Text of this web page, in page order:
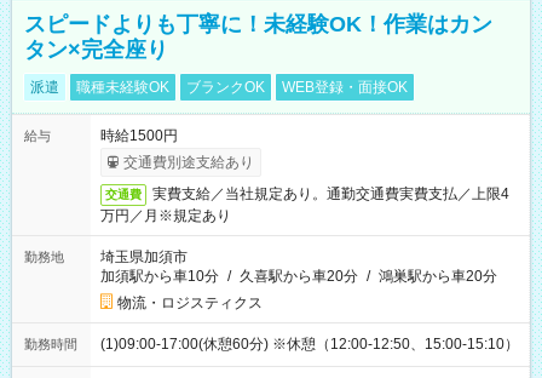
スピードよりも丁寧に！未経験OK！作業はカン
タン×完全座り
派遣 職種未経験OK ブランクOK WEB登録・面接OK
給与
時給1500円
交通費別途支給あり
交通費
実費支給／当社規定あり。通勤交通費実費支払／上限4
万円／月※規定あり
勤務地
埼玉県加須市
加須駅から車10分 / 久喜駅から車20分 / 鴻巣駅から車20分
物流・ロジスティクス
勤務時間 (1)09:00-17:00(休憩60分) ※休憩（12:00-12:50、15:00-15:10）